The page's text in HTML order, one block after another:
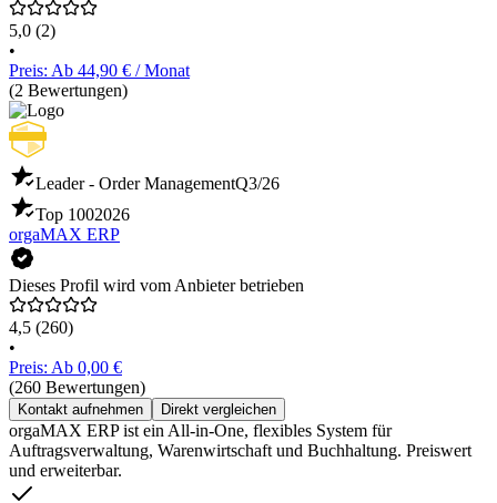
5,0 (2)
•
Preis: Ab 44,90 € / Monat
(2 Bewertungen)
Leader - Order ManagementQ3/26
Top 1002026
orgaMAX ERP
Dieses Profil wird vom Anbieter betrieben
4,5 (260)
•
Preis: Ab 0,00 €
(260 Bewertungen)
Kontakt aufnehmen Direkt vergleichen
orgaMAX ERP ist ein All-in-One, flexibles System für
Auftragsverwaltung, Warenwirtschaft und Buchhaltung. Preiswert
und erweiterbar.